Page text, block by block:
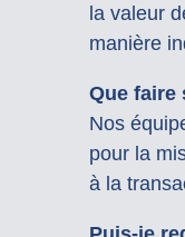
la valeur
manière
Que faire
Nos
pour la
à la